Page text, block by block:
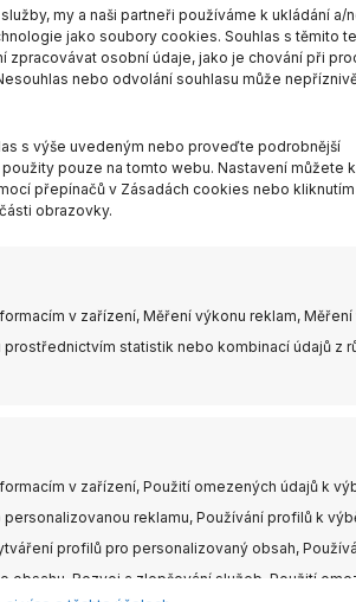
my a naši partneři používáme k ukládání a/
jako soubory cookies. Souhlas s těmito
zpracovávat osobní údaje, jako je chování při
nebo odvolání souhlasu může
s výše uvedeným nebo proveďte podrobnější
pouze na tomto webu. Nastavení můžete
přepínačů v Zásadách cookies nebo
obrazovky.
v zařízení, Měření výkonu reklam, Měření
prostřednictvím statistik nebo kombinací údajů z
v zařízení, Použití omezených údajů k
reklamu, Používání profilů k
profilů pro personalizovaný obsah,
obsahu, Rozvoj a zlepšování služeb, Použití
499,00Kč s DPH
4ks skladem